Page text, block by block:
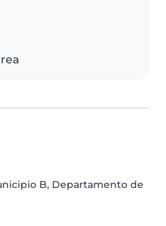
B, Departamento de